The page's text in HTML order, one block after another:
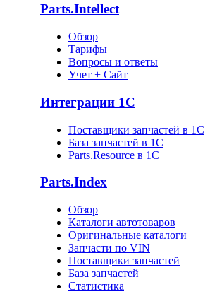
Parts.Intellect
Обзор
Тарифы
Вопросы и ответы
Учет + Сайт
Интеграции 1С
Поставщики запчастей в 1C
База запчастей в 1С
Parts.Resource в 1C
Parts.Index
Обзор
Каталоги автотоваров
Оригинальные каталоги
Запчасти по VIN
Поставщики запчастей
База запчастей
Статистика